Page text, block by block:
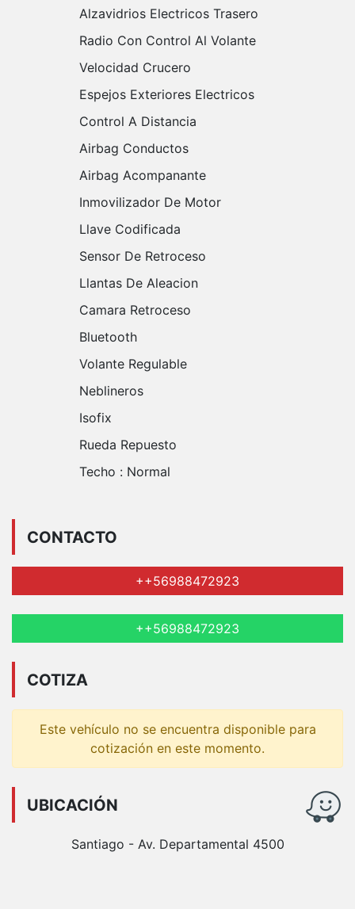
Alzavidrios Electricos Trasero
Radio Con Control Al Volante
Velocidad Crucero
Espejos Exteriores Electricos
Control A Distancia
Airbag Conductos
Airbag Acompanante
Inmovilizador De Motor
Llave Codificada
Sensor De Retroceso
Llantas De Aleacion
Camara Retroceso
Bluetooth
Volante Regulable
Neblineros
Isofix
Rueda Repuesto
Techo : Normal
CONTACTO
++56988472923
++56988472923
COTIZA
Este vehículo no se encuentra disponible para
cotización en este momento.
UBICACIÓN
Santiago - Av. Departamental 4500